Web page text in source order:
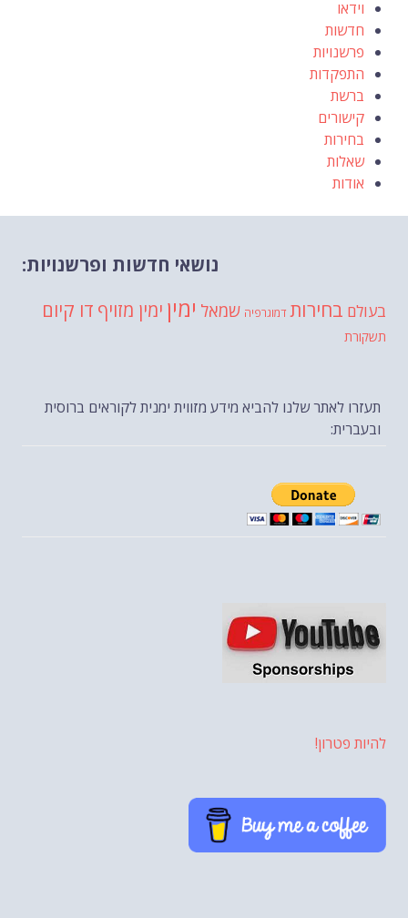
וידאו
חדשות
פרשנויות
התפקדות
ברשת
קישורים
בחירות
שאלות
אודות
נושאי חדשות ופרשנויות:
בעולם בחירות דמוגרפיה שמאל ימין ימין מזויף דו קיום
תשקורת
תעזרו לאתר שלנו להביא מידע מזווית ימנית לקוראים ברוסית
ובעברית:
להיות פטרון!